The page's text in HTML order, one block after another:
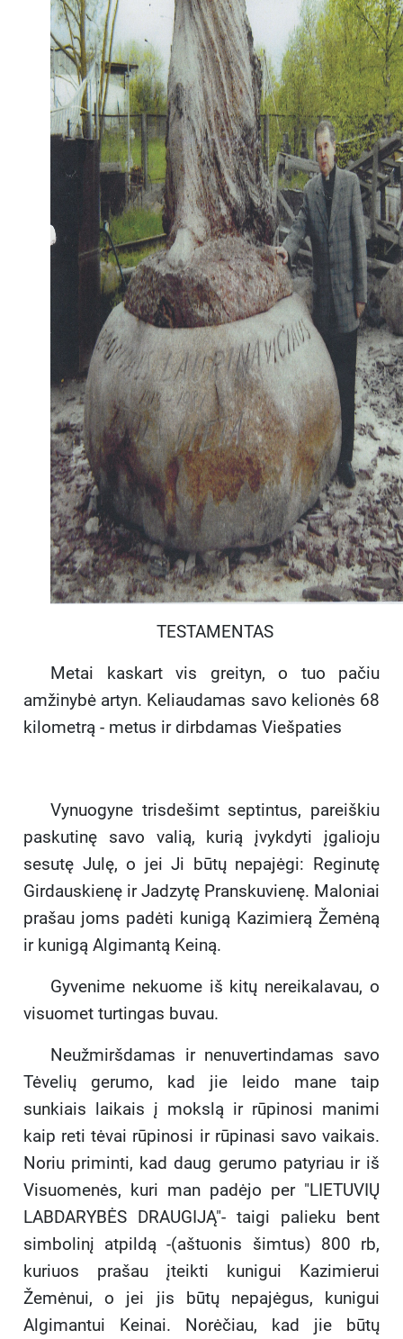
TESTAMENTAS
Metai kaskart vis greityn, o tuo pačiu
amžinybė artyn. Keliaudamas savo kelionės 68
kilometrą - metus ir dirbdamas Viešpaties
Vynuogyne trisdešimt septintus, pareiškiu
paskutinę savo valią, kurią įvykdyti įgalioju
sesutę Julę, o jei Ji būtų nepajėgi: Reginutę
Girdauskienę ir Jadzytę Pranskuvienę. Maloniai
prašau joms padėti kunigą Kazimierą Žemėną
ir kunigą Algimantą Keiną.
Gyvenime nekuome iš kitų nereikalavau, o
visuomet turtingas buvau.
Neužmiršdamas ir nenuvertindamas savo
Tėvelių gerumo, kad jie leido mane taip
sunkiais laikais į mokslą ir rūpinosi manimi
kaip reti tėvai rūpinosi ir rūpinasi savo vaikais.
Noriu priminti, kad daug gerumo patyriau ir iš
Visuomenės, kuri man padėjo per "LIETUVIŲ
LABDARYBĖS DRAUGIJĄ"- taigi palieku bent
simbolinį atpildą -(aštuonis šimtus) 800 rb,
kuriuos prašau įteikti kunigui Kazimierui
Žemėnui, o jei jis būtų nepajėgus, kunigui
Algimantui Keinai. Norėčiau, kad jie būtų